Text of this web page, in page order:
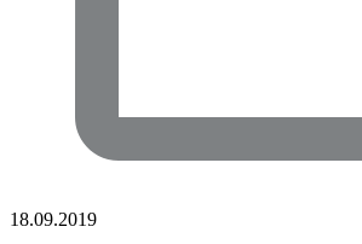
18.09.2019